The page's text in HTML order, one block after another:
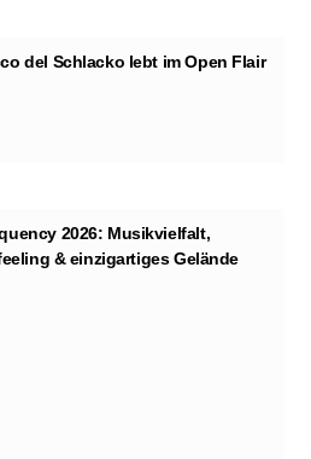
del Schlacko lebt im Open Flair
2026: Musikvielfalt,
& einzigartiges Gelände